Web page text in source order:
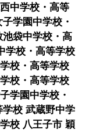
中学校・高等
学園中学校・
袋中学校・高
学校・高等学校
校・高等学校
校・高等学校
学園中学校・
校 武蔵野中学
校 八王子市 穎